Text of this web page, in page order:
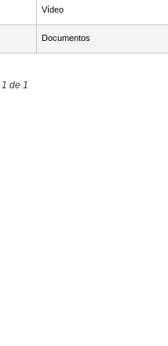
Vídeo
Documentos
1 de 1